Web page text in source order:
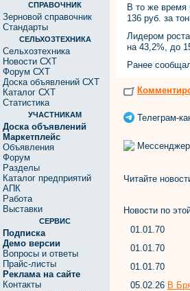
СПРАВОЧНИК
Зерновой справочник
Стандарты
СЕЛЬХОЗТЕХНИКА
Сельхозтехника
Новости СХТ
Форум СХТ
Доска объявлений СХТ
Каталог СХТ
Статистика
УЧАСТНИКАМ
Доска объявлений
Маркетплейс
Объявления
Форум
Разделы
Каталог предприятий
АПК
Работа
Выставки
СЕРВИС
Подписка
Демо версии
Вопросы и ответы
Прайс-листы
Реклама на сайте
Контакты
В то же время
136 руб. за
Лидером
на 43,2%, до
Ранее
Телеграм-
Читайте
Новости по
01.01.70
01.01.70
01.01.70
05.02.26 В